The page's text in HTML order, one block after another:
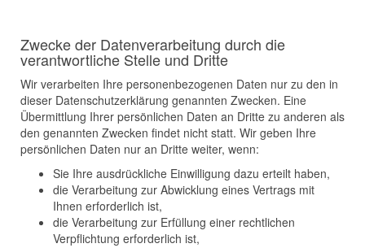
Zwecke der Datenverarbeitung durch die
verantwortliche Stelle und Dritte
Wir verarbeiten Ihre personenbezogenen Daten nur zu den in
dieser Datenschutzerklärung genannten Zwecken. Eine
Übermittlung Ihrer persönlichen Daten an Dritte zu anderen als
den genannten Zwecken findet nicht statt. Wir geben Ihre
persönlichen Daten nur an Dritte weiter, wenn:
Sie Ihre ausdrückliche Einwilligung dazu erteilt haben,
die Verarbeitung zur Abwicklung eines Vertrags mit
Ihnen erforderlich ist,
die Verarbeitung zur Erfüllung einer rechtlichen
Verpflichtung erforderlich ist,